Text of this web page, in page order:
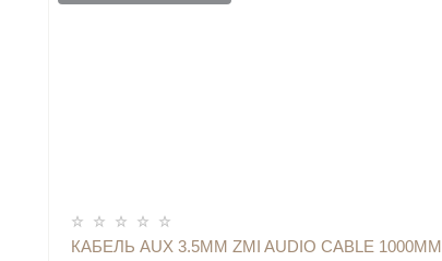
КАБЕЛЬ AUX 3.5MM ZMI AUDIO CABLE 1000MM
ОПОВЕСТИТЬ